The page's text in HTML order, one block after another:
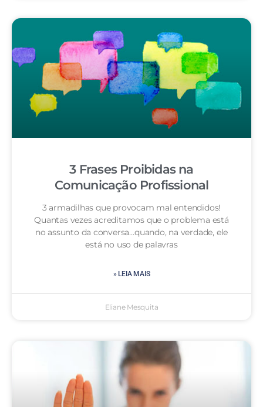
3 Frases Proibidas na
Comunicação Profissional
3 armadilhas que provocam mal entendidos!
Quantas vezes acreditamos que o problema está
no assunto da conversa…quando, na verdade, ele
está no uso de palavras
» LEIA MAIS
Eliane Mesquita